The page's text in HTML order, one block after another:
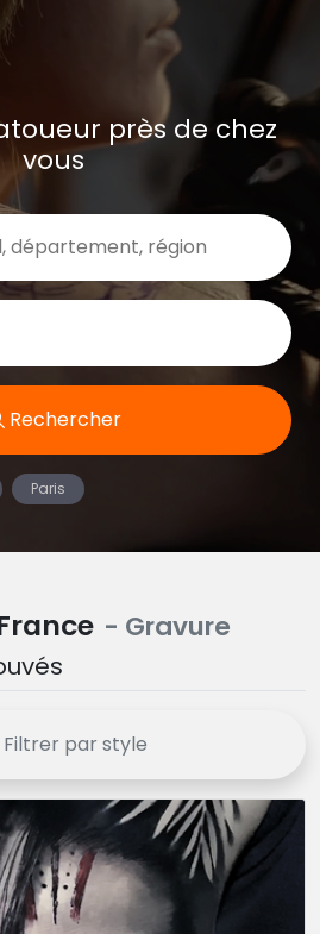
près de chez
vous
Rechercher
Paris
- Gravure
Filtrer par style